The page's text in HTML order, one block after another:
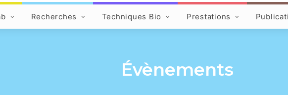
Recherches Techniques Bio Prestations
Évènements